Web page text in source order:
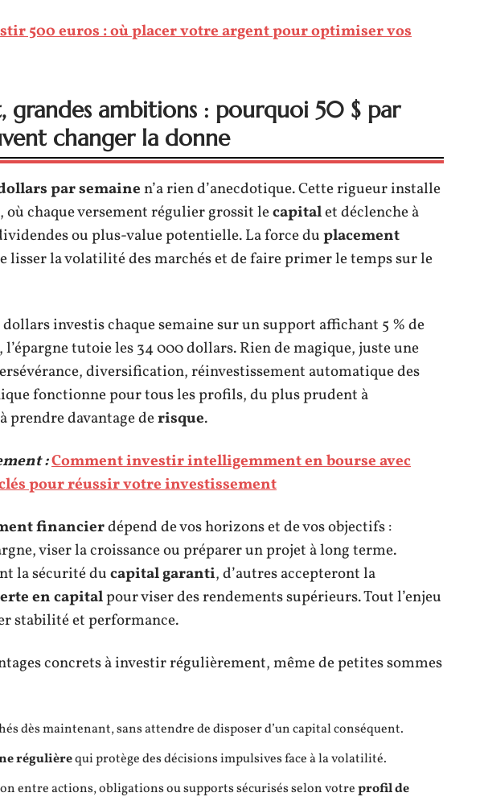
500 euros : où placer votre argent pour optimiser vos
grandes ambitions : pourquoi 50 $ par
changer la donne
par semainen’a rien d’anecdotique. Cette rigueur installe
où chaque versement régulier grossit lecapitalet déclenche à
ou plus-value potentielle. La force duplacement
lisser la volatilité des marchés et de faire primer le temps sur le
dollars investis chaque semaine sur un support affichant 5 % de
tutoie les 34 000 dollars. Rien de magique, juste une
diversification, réinvestissement automatique des
fonctionne pour tous les profils, du plus prudent à
prendre davantage derisque.
:Comment investir intelligemment en bourse avec
pour réussir votre investissement
financierdépend de vos horizons et de vos objectifs :
viser la croissance ou préparer un projet à long terme.
la sécurité ducapital garanti, d’autres accepteront la
en capitalpour viser des rendements supérieurs. Tout l’enjeu
stabilité et performance.
concrets à investir régulièrement, même de petites sommes
dès maintenant, sans attendre de disposer d’un capital conséquent.
régulièrequi protège des décisions impulsives face à la volatilité.
entre actions, obligations ou supports sécurisés selon votreprofil de